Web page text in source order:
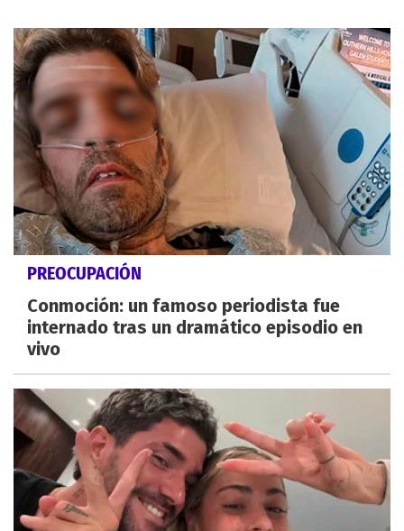
PREOCUPACIÓN
Conmoción: un famoso periodista fue
internado tras un dramático episodio en
vivo